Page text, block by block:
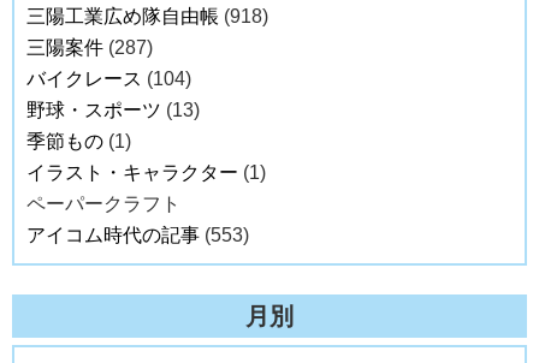
三陽工業広め隊自由帳 (918)
三陽案件 (287)
バイクレース (104)
野球・スポーツ (13)
季節もの (1)
イラスト・キャラクター (1)
ペーパークラフト
アイコム時代の記事 (553)
月別